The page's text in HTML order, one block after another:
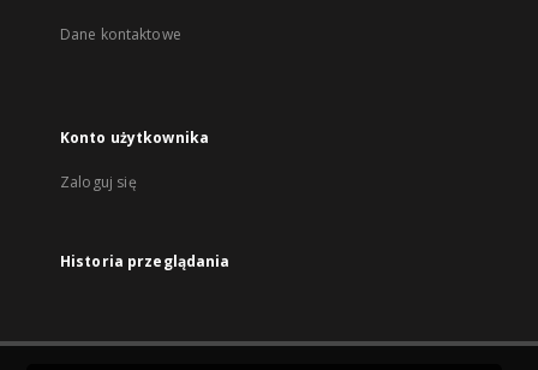
Dane kontaktowe
Konto użytkownika
Zaloguj się
Historia przeglądania